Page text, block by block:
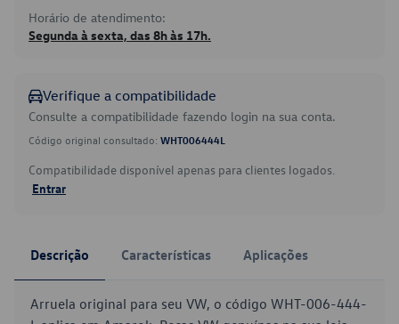
Horário de atendimento:
Segunda à sexta, das 8h às 17h.
Verifique a compatibilidade
Consulte a compatibilidade fazendo login na sua conta.
Código original consultado: WHT006444L
Compatibilidade disponível apenas para clientes logados.
Entrar
Descrição Características Aplicações
Arruela original para seu VW, o código WHT-006-444-